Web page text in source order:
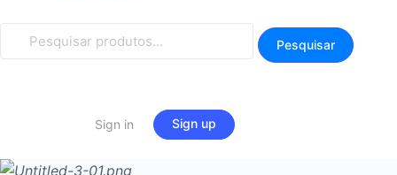
por:
Pesquisar
Sign in Sign up